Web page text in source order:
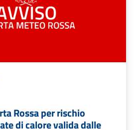
Rossa per rischio
di calore valida dalle